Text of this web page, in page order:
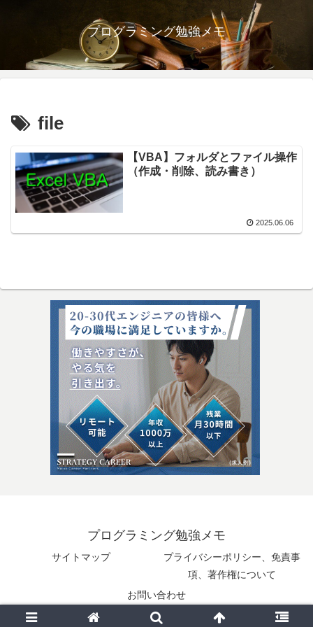
プログラミング勉強メモ
file
【VBA】フォルダとファイル操作
（作成・削除、読み書き）
2025.06.06
プログラミング勉強メモ
サイトマップ
プライバシーポリシー、免責事
項、著作権について
お問い合わせ
© 2025 プログラミング勉強メモ.